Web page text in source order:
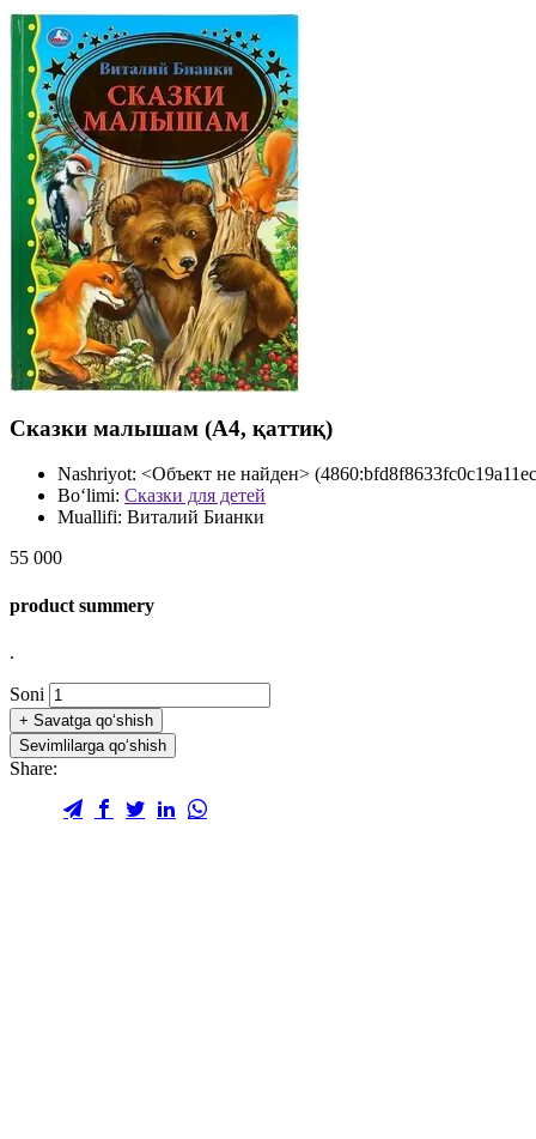
Cказки малышам (А4, қаттиқ)
Nashriyot: <Объект не найден>
Bo‘limi: Сказки для детей
Muallifi: Виталий Бианки
55 000
product summery
.
Soni
+ Savatga qo‘shish
Sevimlilarga qo‘shish
Share: